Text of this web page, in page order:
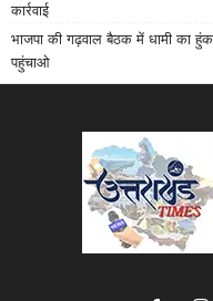
कार्रवाई
भाजपा की गढ़वाल बैठक में धामी का
पहुंचाओ